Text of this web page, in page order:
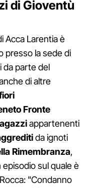
di Gioventù
Acca Larentia è
presso la sede di
da parte del
di altre
Fronte
appartenenti
da ignoti
Rimembranza,
sul quale è
"Condanno